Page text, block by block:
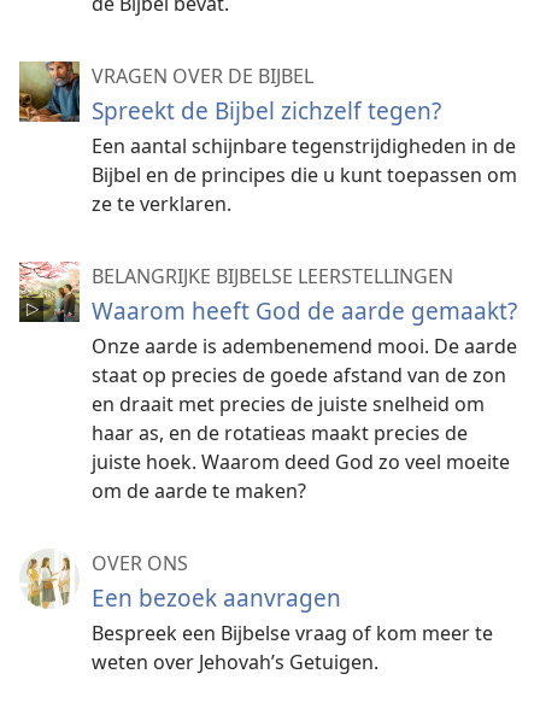
VRAGEN OVER DE BIJBEL
Spreekt de Bijbel zichzelf tegen?
Een aantal schijnbare tegenstrijdigheden in de
Bijbel en de principes die u kunt toepassen om
ze te verklaren.
BELANGRIJKE BIJBELSE LEERSTELLINGEN
Waarom heeft God de aarde gemaakt?
Onze aarde is adembenemend mooi. De aarde
staat op precies de goede afstand van de zon
en draait met precies de juiste snelheid om
haar as, en de rotatieas maakt precies de
juiste hoek. Waarom deed God zo veel moeite
om de aarde te maken?
OVER ONS
Een bezoek aanvragen
Bespreek een Bijbelse vraag of kom meer te
weten over Jehovah’s Getuigen.